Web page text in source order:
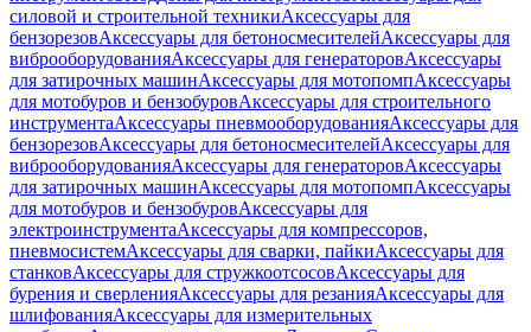
силовой и строительной техникиАксессуары для
бензорезовАксессуары для бетоносмесителейАксессуары для
виброоборудованияАксессуары для генераторовАксессуары
для затирочных машинАксессуары для мотопомпАксессуары
для мотобуров и бензобуровАксессуары для строительного
инструментаАксессуары пневмооборудованияАксессуары для
бензорезовАксессуары для бетоносмесителейАксессуары для
виброоборудованияАксессуары для генераторовАксессуары
для затирочных машинАксессуары для мотопомпАксессуары
для мотобуров и бензобуровАксессуары для
электроинструментаАксессуары для компрессоров,
пневмосистемАксессуары для сварки, пайкиАксессуары для
станковАксессуары для стружкоотсосовАксессуары для
бурения и сверленияАксессуары для резанияАксессуары для
шлифованияАксессуары для измерительных